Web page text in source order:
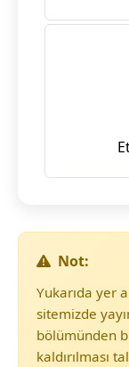
Not:
Yukarıda yer
sitemizde
bölümünden
kaldırılması